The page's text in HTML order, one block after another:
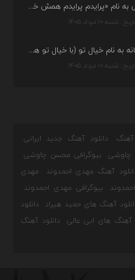
دانلود آهنگ امیر غلامی به نام «پرایدم پرایدم همش خرابه یار نیو کنارم دیگه پولی نداروم (ریمیکس اینستاگرام)»
: شنبه ۱۰ مرداد ۱۴۰۵
دانلود آهنگ محسن یگانه به نام خیال تو (با خیال تو هنوزم مثل هر روز و همیشه ریمیکس)
: شنبه ۱۰ مرداد ۱۴۰۵
آهنگ
دانلود آهنگ جدید ایرانی
چاوشی
بیوگرافی محسن چاوشی
آهنگ مهدی احمدوند
مهدی
بیوگرافی مهدی احمدوند
آهنگ های حمید هیراد
دانلود
آهنگ های ابی عالی
دانلود آهنگ